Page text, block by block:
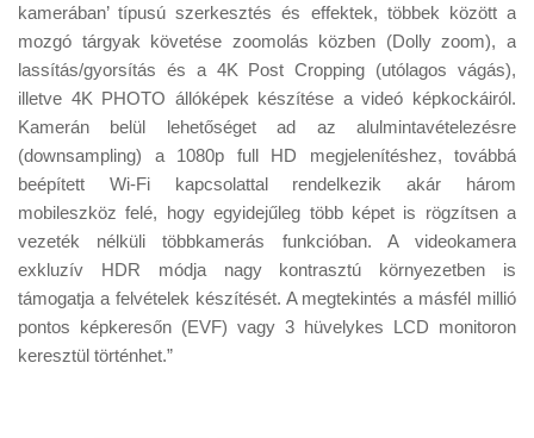
kamerában’ típusú szerkesztés és effektek, többek között a
mozgó tárgyak követése zoomolás közben (Dolly zoom), a
lassítás/gyorsítás és a 4K Post Cropping (utólagos vágás),
illetve 4K PHOTO állóképek készítése a videó képkockáiról.
Kamerán belül lehetőséget ad az alulmintavételezésre
(downsampling) a 1080p full HD megjelenítéshez, továbbá
beépített Wi-Fi kapcsolattal rendelkezik akár három
mobileszköz felé, hogy egyidejűleg több képet is rögzítsen a
vezeték nélküli többkamerás funkcióban. A videokamera
exkluzív HDR módja nagy kontrasztú környezetben is
támogatja a felvételek készítését. A megtekintés a másfél millió
pontos képkeresőn (EVF) vagy 3 hüvelykes LCD monitoron
keresztül történhet.”